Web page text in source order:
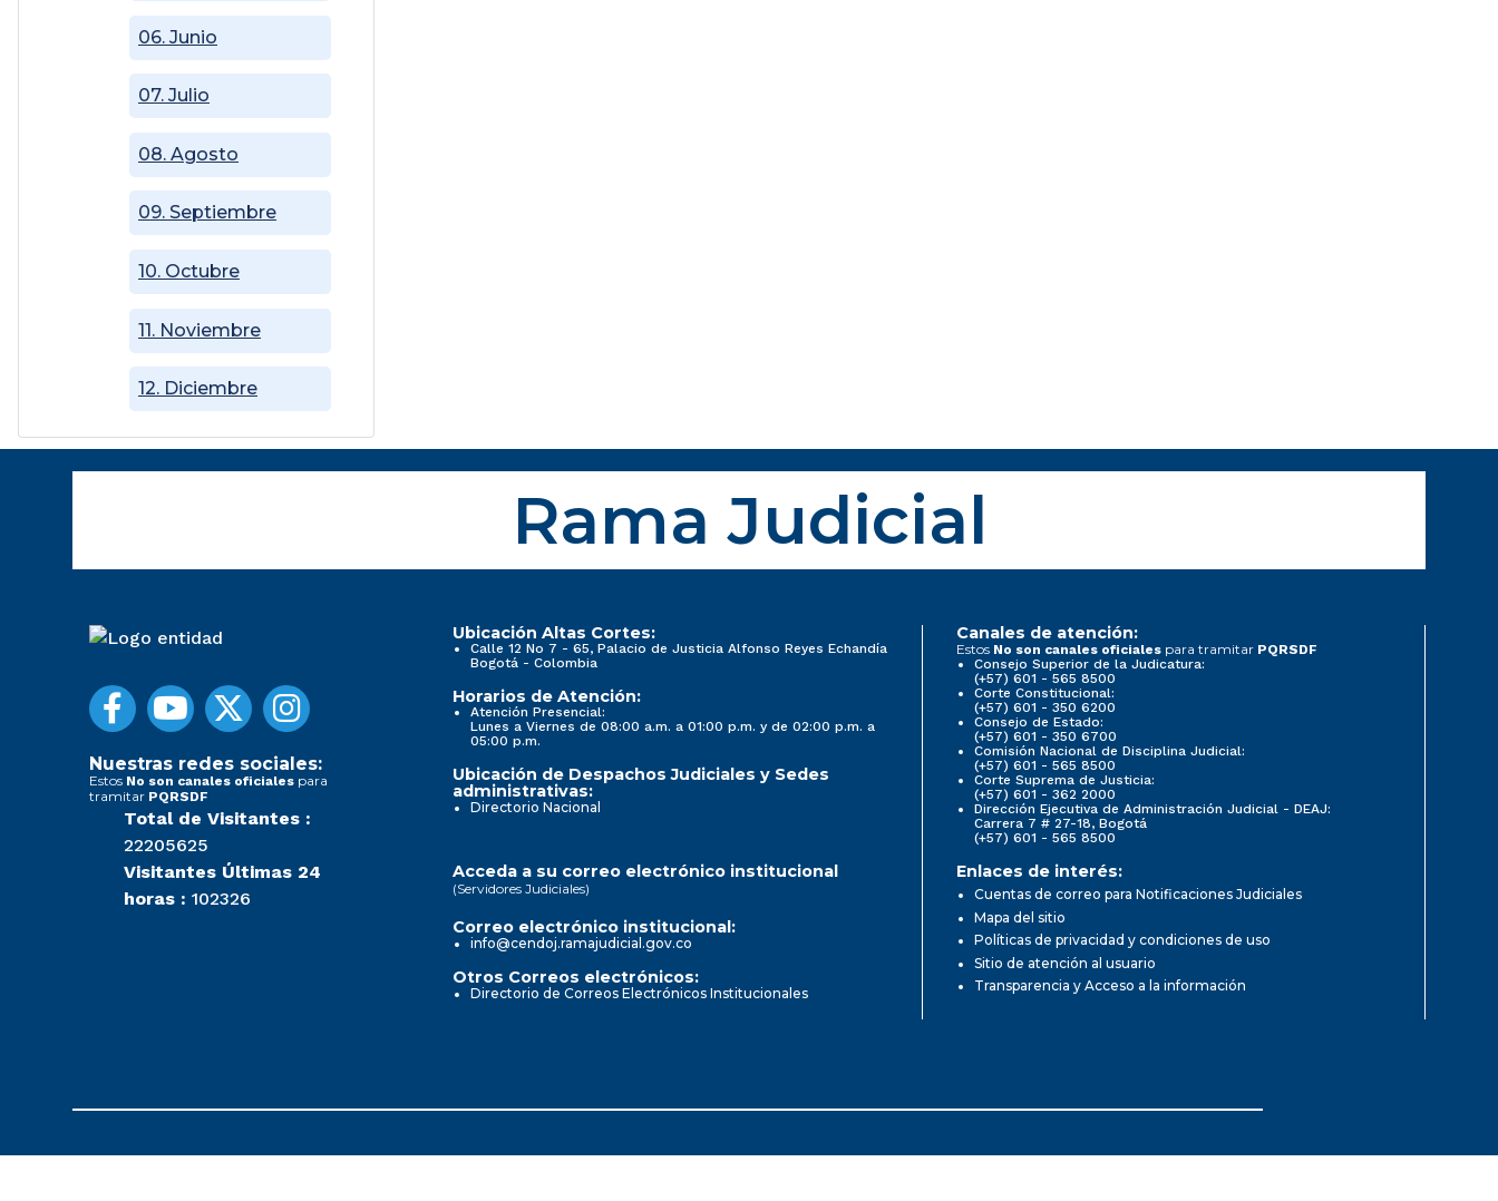
06. Junio
07. Julio
08. Agosto
09. Septiembre
10. Octubre
11. Noviembre
12. Diciembre
Rama Judicial
Nuestras redes sociales:
Estos No son canales oficiales para
tramitar PQRSDF
Total de Visitantes :
22205625
Visitantes Últimas 24
horas : 102326
Ubicación Altas Cortes:
Calle 12 No 7 - 65, Palacio de Justicia Alfonso Reyes Echandía
Bogotá - Colombia
Horarios de Atención:
Atención Presencial:
Lunes a Viernes de 08:00 a.m. a 01:00 p.m. y de 02:00 p.m. a
05:00 p.m.
Ubicación de Despachos Judiciales y Sedes
administrativas:
Directorio Nacional
Canales de atención:
Estos No son canales oficiales para tramitar PQRSDF
Consejo Superior de la Judicatura:
(+57) 601 - 565 8500
Corte Constitucional:
(+57) 601 - 350 6200
Consejo de Estado:
(+57) 601 - 350 6700
Comisión Nacional de Disciplina Judicial:
(+57) 601 - 565 8500
Corte Suprema de Justicia:
(+57) 601 - 362 2000
Dirección Ejecutiva de Administración Judicial - DEAJ:
Carrera 7 # 27-18, Bogotá
(+57) 601 - 565 8500
Acceda a su correo electrónico institucional
(Servidores Judiciales)
Correo electrónico institucional:
info@cendoj.ramajudicial.gov.co
Otros Correos electrónicos:
Directorio de Correos Electrónicos Institucionales
Enlaces de interés:
Cuentas de correo para Notificaciones Judiciales
Mapa del sitio
Políticas de privacidad y condiciones de uso
Sitio de atención al usuario
Transparencia y Acceso a la información